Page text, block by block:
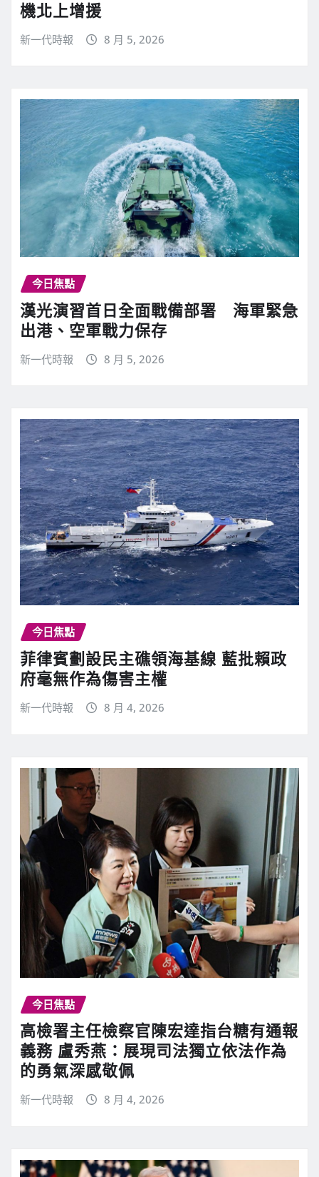
機北上增援
新一代時報 8 月 5, 2026
今日焦點
漢光演習首日全面戰備部署 海軍緊急
出港、空軍戰力保存
新一代時報 8 月 5, 2026
今日焦點
菲律賓劃設民主礁領海基線 藍批賴政
府毫無作為傷害主權
新一代時報 8 月 4, 2026
今日焦點
高檢署主任檢察官陳宏達指台糖有通報
義務 盧秀燕：展現司法獨立依法作為
的勇氣深感敬佩
新一代時報 8 月 4, 2026